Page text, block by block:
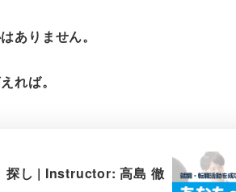
ありません。
れば。
探し | Instructor: 高島 徹